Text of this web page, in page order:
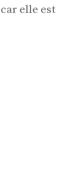
elle est